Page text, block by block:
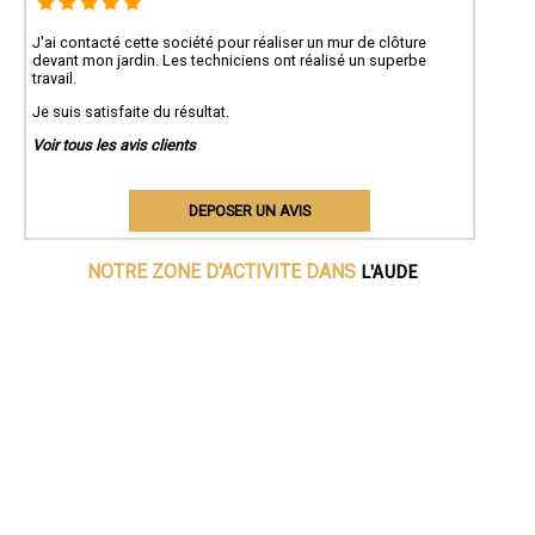
J'ai contacté cette société pour réaliser un mur de clôture
devant mon jardin. Les techniciens ont réalisé un superbe
travail.
Je suis satisfaite du résultat.
Voir tous les avis clients
DEPOSER UN AVIS
NOTRE ZONE D'ACTIVITE DANS L'AUDE